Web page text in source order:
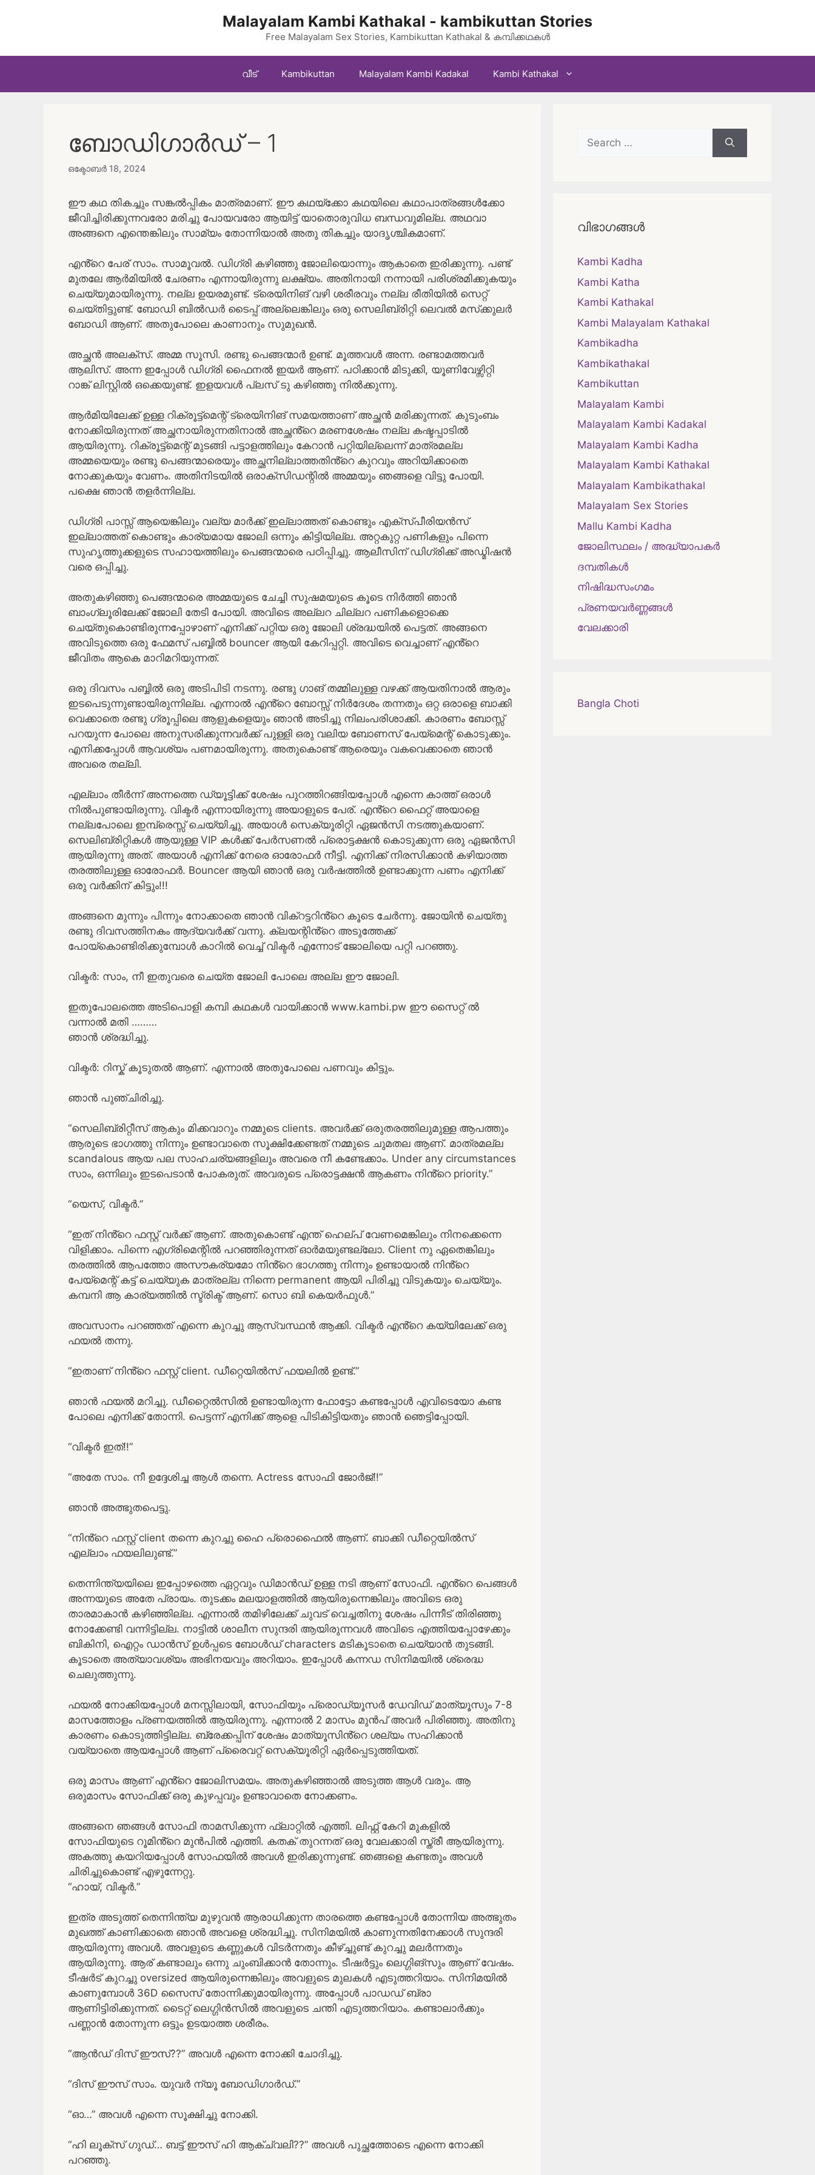
Malayalam Kambi Kathakal - kambikuttan Stories
Free Malayalam Sex Stories, Kambikuttan Kathakal & കമ്പിക്കഥകൾ
വീട് Kambikuttan Malayalam Kambi Kadakal Kambi Kathakal
ബോഡിഗാർഡ് – 1
ഒക്ടോബർ 18, 2024
ഈ കഥ തികച്ചും സങ്കൽപ്പികം മാത്രമാണ്. ഈ കഥയ്‌ക്കോ കഥയിലെ കഥാപാത്രങ്ങൾക്കോ
ജീവിച്ചിരിക്കുന്നവരോ മരിച്ചു പോയവരോ ആയിട്ട് യാതൊരുവിധ ബന്ധവുമില്ല. അഥവാ
അങ്ങനെ എന്തെങ്കിലും സാമ്യം തോന്നിയാൽ അതു തികച്ചും യാദൃശ്ചികമാണ്.
എൻ്റെ പേര് സാം. സാമൂവൽ. ഡിഗ്രി കഴിഞ്ഞു ജോലിയൊന്നും ആകാതെ ഇരിക്കുന്നു. പണ്ട്
മുതലേ ആർമിയിൽ ചേരണം എന്നായിരുന്നു ലക്ഷ്യം. അതിനായി നന്നായി പരിശ്രമിക്കുകയും
ചെയ്യുമായിരുന്നു. നല്ല ഉയരമുണ്ട്. ട്രെയിനിങ് വഴി ശരീരവും നല്ല രീതിയിൽ സെറ്റ്
ചെയ്തിട്ടുണ്ട്. ബോഡി ബിൽഡർ ടൈപ്പ് അല്ലെങ്കിലും ഒരു സെലിബ്രിറ്റി ലെവൽ മസ്‌ക്കുലർ
ബോഡി ആണ്. അതുപോലെ കാണാനും സുമുഖൻ.
അച്ഛൻ അലക്സ്‌. അമ്മ സൂസി. രണ്ടു പെങ്ങന്മാർ ഉണ്ട്. മൂത്തവൾ അന്ന. രണ്ടാമത്തവർ
ആലിസ്. അന്ന ഇപ്പോൾ ഡിഗ്രി ഫൈനൽ ഇയർ ആണ്. പഠിക്കാൻ മിടുക്കി, യൂണിവേഴ്സിറ്റി
റാങ്ക് ലിസ്റ്റിൽ ഒക്കെയുണ്ട്. ഇളയവൾ പ്ലസ് ടു കഴിഞ്ഞു നിൽക്കുന്നു.
ആർമിയിലേക്ക് ഉള്ള റിക്രൂട്ട്മെന്റ് ട്രെയിനിങ് സമയത്താണ് അച്ഛൻ മരിക്കുന്നത്. കുടുംബം
നോക്കിയിരുന്നത് അച്ഛനായിരുന്നതിനാൽ അച്ഛൻ്റെ മരണശേഷം നല്ല കഷ്ടപ്പാടിൽ
ആയിരുന്നു. റിക്രൂട്ട്മെന്റ് മുടങ്ങി പട്ടാളത്തിലും കേറാൻ പറ്റിയില്ലെന്ന് മാത്രമല്ല
അമ്മയെയും രണ്ടു പെങ്ങന്മാരെയും അച്ഛനില്ലാത്തതിൻ്റെ കുറവും അറിയിക്കാതെ
നോക്കുകയും വേണം. അതിനിടയിൽ ഒരാക്സിഡന്റിൽ അമ്മയും ഞങ്ങളെ വിട്ടു പോയി.
പക്ഷെ ഞാൻ തളർന്നില്ല.
ഡിഗ്രി പാസ്സ് ആയെങ്കിലും വല്യ മാർക്ക്‌ ഇല്ലാത്തത് കൊണ്ടും എക്സ്പീരിയൻസ്
ഇല്ലാത്തത് കൊണ്ടും കാര്യമായ ജോലി ഒന്നും കിട്ടിയില്ല. അറ്റകുറ്റ പണികളും പിന്നെ
സുഹൃത്തുക്കളുടെ സഹായത്തിലും പെങ്ങന്മാരെ പഠിപ്പിച്ചു. ആലീസിന് ഡിഗ്രിക്ക് അഡ്മിഷൻ
വരെ ഒപ്പിച്ചു.
അതുകഴിഞ്ഞു പെങ്ങന്മാരെ അമ്മയുടെ ചേച്ചി സുഷമയുടെ കൂടെ നിർത്തി ഞാൻ
ബാംഗ്ലൂരിലേക്ക് ജോലി തേടി പോയി. അവിടെ അല്ലറ ചില്ലറ പണികളൊക്കെ
ചെയ്തുകൊണ്ടിരുന്നപ്പോഴാണ് എനിക്ക് പറ്റിയ ഒരു ജോലി ശ്രദ്ധയിൽ പെട്ടത്. അങ്ങനെ
അവിടുത്തെ ഒരു ഫേമസ് പബ്ബിൽ bouncer ആയി കേറിപ്പറ്റി. അവിടെ വെച്ചാണ് എൻ്റെ
ജീവിതം ആകെ മാറിമറിയുന്നത്.
ഒരു ദിവസം പബ്ബിൽ ഒരു അടിപിടി നടന്നു. രണ്ടു ഗാങ് തമ്മിലുള്ള വഴക്ക് ആയതിനാൽ ആരും
ഇടപെടുന്നുണ്ടായിരുന്നില്ല. എന്നാൽ എൻ്റെ ബോസ്സ് നിർദേശം തന്നതും ഒറ്റ ഒരാളെ ബാക്കി
വെക്കാതെ രണ്ടു ഗ്രൂപ്പിലെ ആളുകളെയും ഞാൻ അടിച്ചു നിലംപരിശാക്കി. കാരണം ബോസ്സ്
പറയുന്ന പോലെ അനുസരിക്കുന്നവർക്ക് പുള്ളി ഒരു വലിയ ബോണസ് പേയ്‌മെന്റ് കൊടുക്കും.
എനിക്കപ്പോൾ ആവശ്യം പണമായിരുന്നു. അതുകൊണ്ട് ആരെയും വകവെക്കാതെ ഞാൻ
അവരെ തല്ലി.
എല്ലാം തീർന്ന് അന്നത്തെ ഡ്യൂട്ടിക്ക് ശേഷം പുറത്തിറങ്ങിയപ്പോൾ എന്നെ കാത്ത് ഒരാൾ
നിൽപുണ്ടായിരുന്നു. വിക്ടർ എന്നായിരുന്നു അയാളുടെ പേര്. എൻ്റെ ഫൈറ്റ് അയാളെ
നല്ലപോലെ ഇമ്പ്രെസ്സ് ചെയ്യിച്ചു. അയാൾ സെക്യൂരിറ്റി ഏജൻസി നടത്തുകയാണ്.
സെലിബ്രിറ്റികൾ ആയുള്ള VIP കൾക്ക് പേർസണൽ പ്രൊട്ടക്ഷൻ കൊടുക്കുന്ന ഒരു ഏജൻസി
ആയിരുന്നു അത്. അയാൾ എനിക്ക് നേരെ ഓരോഫർ നീട്ടി. എനിക്ക് നിരസിക്കാൻ കഴിയാത്ത
തരത്തിലുള്ള ഓരോഫർ. Bouncer ആയി ഞാൻ ഒരു വർഷത്തിൽ ഉണ്ടാക്കുന്ന പണം എനിക്ക്
ഒരു വർക്കിന്‌ കിട്ടും!!!
അങ്ങനെ മുന്നും പിന്നും നോക്കാതെ ഞാൻ വിക്റട്ടറിൻ്റെ കൂടെ ചേർന്നു. ജോയിൻ ചെയ്തു
രണ്ടു ദിവസത്തിനകം ആദ്യവർക്ക് വന്നു. ക്ലയന്റിൻ്റെ അടുത്തേക്ക്
പോയ്കൊണ്ടിരിക്കുമ്പോൾ കാറിൽ വെച്ച് വിക്ടർ എന്നോട് ജോലിയെ പറ്റി പറഞ്ഞു.
വിക്ടർ: സാം, നീ ഇതുവരെ ചെയ്ത ജോലി പോലെ അല്ല ഈ ജോലി.
ഇതുപോലത്തെ അടിപൊളി കമ്പി കഥകൾ വായിക്കാൻ www.kambi.pw ഈ സൈറ്റ് ൽ
വന്നാൽ മതി ………
ഞാൻ ശ്രദ്ധിച്ചു.
വിക്ടർ: റിസ്ക് കൂടുതൽ ആണ്. എന്നാൽ അതുപോലെ പണവും കിട്ടും.
ഞാൻ പുഞ്ചിരിച്ചു.
“സെലിബ്രിറ്റീസ് ആകും മിക്കവാറും നമ്മുടെ clients. അവർക്ക് ഒരുതരത്തിലുമുള്ള ആപത്തും
ആരുടെ ഭാഗത്തു നിന്നും ഉണ്ടാവാതെ സൂക്ഷിക്കേണ്ടത് നമ്മുടെ ചുമതല ആണ്. മാത്രമല്ല
scandalous ആയ പല സാഹചര്യങ്ങളിലും അവരെ നീ കണ്ടേക്കാം. Under any circumstances
സാം, ഒന്നിലും ഇടപെടാൻ പോകരുത്. അവരുടെ പ്രൊട്ടക്ഷൻ ആകണം നിൻ്റെ priority.”
“യെസ്, വിക്ടർ.”
“ഇത് നിൻ്റെ ഫസ്റ്റ് വർക്ക്‌ ആണ്. അതുകൊണ്ട് എന്ത് ഹെല്പ് വേണമെങ്കിലും നിനക്കെന്നെ
വിളിക്കാം. പിന്നെ എഗ്രിമെന്റിൽ പറഞ്ഞിരുന്നത് ഓർമയുണ്ടല്ലോ. Client നു ഏതെങ്കിലും
തരത്തിൽ ആപത്തോ അസൗകര്യമോ നിൻ്റെ ഭാഗത്തു നിന്നും ഉണ്ടായാൽ നിൻ്റെ
പേയ്‌മെന്റ് കട്ട്‌ ചെയ്യുക മാത്രല്ല നിന്നെ permanent ആയി പിരിച്ചു വിടുകയും ചെയ്യും.
കമ്പനി ആ കാര്യത്തിൽ സ്ട്രിക്ട് ആണ്. സൊ ബി കെയർഫുൾ.”
അവസാനം പറഞ്ഞത് എന്നെ കുറച്ചു ആസ്വസ്ഥൻ ആക്കി. വിക്ടർ എൻ്റെ കയ്യിലേക്ക് ഒരു
ഫയൽ തന്നു.
“ഇതാണ് നിൻ്റെ ഫസ്റ്റ് client. ഡീറ്റെയിൽസ് ഫയലിൽ ഉണ്ട്.”
ഞാൻ ഫയൽ മറിച്ചു. ഡീറ്റൈൽസിൽ ഉണ്ടായിരുന്ന ഫോട്ടോ കണ്ടപ്പോൾ എവിടെയോ കണ്ട
പോലെ എനിക്ക് തോന്നി. പെട്ടന്ന് എനിക്ക് ആളെ പിടികിട്ടിയതും ഞാൻ ഞെട്ടിപ്പോയി.
“വിക്ടർ ഇത്!!”
“അതേ സാം. നീ ഉദ്ദേശിച്ച ആൾ തന്നെ. Actress സോഫി ജോർജ്!!”
ഞാൻ അത്ഭുതപെട്ടു.
“നിൻ്റെ ഫസ്റ്റ് client തന്നെ കുറച്ചു ഹൈ പ്രൊഫൈൽ ആണ്. ബാക്കി ഡീറ്റെയിൽസ്
എല്ലാം ഫയലിലുണ്ട്.”
തെന്നിന്ത്യയിലെ ഇപ്പോഴത്തെ ഏറ്റവും ഡിമാൻഡ് ഉള്ള നടി ആണ് സോഫി. എൻ്റെ പെങ്ങൾ
അന്നയുടെ അതേ പ്രായം. തുടക്കം മലയാളത്തിൽ ആയിരുന്നെങ്കിലും അവിടെ ഒരു
താരമാകാൻ കഴിഞ്ഞില്ല. എന്നാൽ തമിഴിലേക്ക് ചുവട് വെച്ചതിനു ശേഷം പിന്നീട് തിരിഞ്ഞു
നോക്കേണ്ടി വന്നിട്ടില്ല. നാട്ടിൽ ശാലീന സുന്ദരി ആയിരുന്നവൾ അവിടെ എത്തിയപ്പോഴേക്കും
ബികിനി, ഐറ്റം ഡാൻസ് ഉൾപ്പടെ ബോൾഡ് characters മടികൂടാതെ ചെയ്യാൻ തുടങ്ങി.
കൂടാതെ അത്യാവശ്യം അഭിനയവും അറിയാം. ഇപ്പോൾ കന്നഡ സിനിമയിൽ ശ്രെദ്ധ
ചെലുത്തുന്നു.
ഫയൽ നോക്കിയപ്പോൾ മനസ്സിലായി, സോഫിയും പ്രൊഡ്യൂസർ ഡേവിഡ് മാത്യൂസും 7-8
മാസത്തോളം പ്രണയത്തിൽ ആയിരുന്നു. എന്നാൽ 2 മാസം മുൻപ് അവർ പിരിഞ്ഞു. അതിനു
കാരണം കൊടുത്തിട്ടില്ല. ബ്രേക്കപ്പിന് ശേഷം മാത്യൂസിൻ്റെ ശല്യം സഹിക്കാൻ
വയ്യാതെ ആയപ്പോൾ ആണ് പ്രൈവറ്റ് സെക്യൂരിറ്റി ഏർപ്പെടുത്തിയത്.
ഒരു മാസം ആണ് എൻ്റെ ജോലിസമയം. അതുകഴിഞ്ഞാൽ അടുത്ത ആൾ വരും. ആ
ഒരുമാസം സോഫിക്ക് ഒരു കുഴപ്പവും ഉണ്ടാവാതെ നോക്കണം.
അങ്ങനെ ഞങ്ങൾ സോഫി താമസിക്കുന്ന ഫ്ലാറ്റിൽ എത്തി. ലിഫ്റ്റ് കേറി മുകളിൽ
സോഫിയുടെ റൂമിൻ്റെ മുൻപിൽ എത്തി. കതക് തുറന്നത് ഒരു വേലക്കാരി സ്ത്രീ ആയിരുന്നു.
അകത്തു കയറിയപ്പോൾ സോഫയിൽ അവൾ ഇരിക്കുന്നുണ്ട്. ഞങ്ങളെ കണ്ടതും അവൾ
ചിരിച്ചുകൊണ്ട് എഴുന്നേറ്റു.
“ഹായ്, വിക്ടർ.”
ഇത്ര അടുത്ത് തെന്നിന്ത്യ മുഴുവൻ ആരാധിക്കുന്ന താരത്തെ കണ്ടപ്പോൾ തോന്നിയ അത്ഭുതം
മുഖത്ത് കാണിക്കാതെ ഞാൻ അവളെ ശ്രദ്ധിച്ചു. സിനിമയിൽ കാണുന്നതിനേക്കാൾ സുന്ദരി
ആയിരുന്നു അവൾ. അവളുടെ കണ്ണുകൾ വിടർന്നതും കീഴ്ച്ചുണ്ട് കുറച്ചു മലർന്നതും
ആയിരുന്നു. ആര് കണ്ടാലും ഒന്നു ചുംബിക്കാൻ തോന്നും. ടീഷർട്ടും ലെഗ്ഗിങ്‌സും ആണ് വേഷം.
ടീഷർട് കുറച്ചു oversized ആയിരുന്നെങ്കിലും അവളുടെ മുലകൾ എടുത്തറിയാം. സിനിമയിൽ
കാണുമ്പോൾ 36D സൈസ് തോന്നിക്കുമായിരുന്നു. അപ്പോൾ പാഡഡ് ബ്രാ
ആണിട്ടിരിക്കുന്നത്. ടൈറ്റ് ലെഗ്ഗിൻസിൽ അവളുടെ ചന്തി എടുത്തറിയാം. കണ്ടാലാർക്കും
പണ്ണാൻ തോന്നുന്ന ഒട്ടും ഉടയാത്ത ശരീരം.
“ആൻഡ് ദിസ്‌ ഈസ്‌??” അവൾ എന്നെ നോക്കി ചോദിച്ചു.
“ദിസ്‌ ഈസ്‌ സാം. യുവർ ന്യൂ ബോഡിഗാർഡ്.”
“ഓ…” അവൾ എന്നെ സൂക്ഷിച്ചു നോക്കി.
“ഹി ലൂക്സ് ഗുഡ്… ബട്ട്‌ ഈസ്‌ ഹി ആക്ച്വലി??” അവൾ പുച്ഛത്തോടെ എന്നെ നോക്കി
പറഞ്ഞു.
Search
for:
വിഭാഗങ്ങൾ
Kambi Kadha
Kambi Katha
Kambi Kathakal
Kambi Malayalam Kathakal
Kambikadha
Kambikathakal
Kambikuttan
Malayalam Kambi
Malayalam Kambi Kadakal
Malayalam Kambi Kadha
Malayalam Kambi Kathakal
Malayalam Kambikathakal
Malayalam Sex Stories
Mallu Kambi Kadha
ജോലിസ്ഥലം / അദ്ധ്യാപകർ
ദമ്പതികള്‍
നിഷിദ്ധസംഗമം
പ്രണയവർണ്ണങ്ങൾ
വേലക്കാരി
Bangla Choti